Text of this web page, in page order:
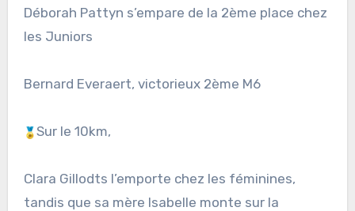
Déborah Pattyn s’empare de la 2ème place chez
les Juniors
Bernard Everaert, victorieux 2ème M6
Sur le 10km,
Clara Gillodts l’emporte chez les féminines,
tandis que sa mère Isabelle monte sur la